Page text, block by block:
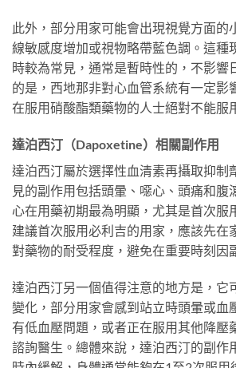
此外，部分用家可能會出現視覺方面的
線敏感度增加或視物略帶藍色調。這種
時較為常見，通常是暫時性的，不影響
的是，西地那非對心血管系統有一定影
在服用硝酸酯類藥物的人士絕對不能服
達泊西汀（Dapoxetine）相關副作用
達泊西汀屬於選擇性血清素再攝取抑制
見的副作用包括頭暈、噁心、頭痛和腹
心在用藥初期最為明顯，尤其是首次服
建議首次服用必利吉的用家，應該先在
對藥物的耐受程度，避免在重要時刻因
達泊西汀另一個值得注意的地方是，它
變化，部分用家會感到站立時頭暈或血
有低血壓問題，或者正在服用其他降壓
諮詢醫生。總體來說，達泊西汀的副作